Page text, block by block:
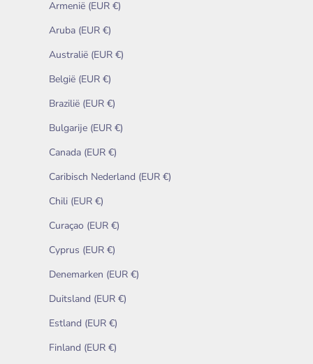
Armenië (EUR €)
Aruba (EUR €)
Australië (EUR €)
België (EUR €)
Brazilië (EUR €)
Bulgarije (EUR €)
Canada (EUR €)
Caribisch Nederland (EUR €)
Chili (EUR €)
Curaçao (EUR €)
Cyprus (EUR €)
Denemarken (EUR €)
Duitsland (EUR €)
Estland (EUR €)
Finland (EUR €)